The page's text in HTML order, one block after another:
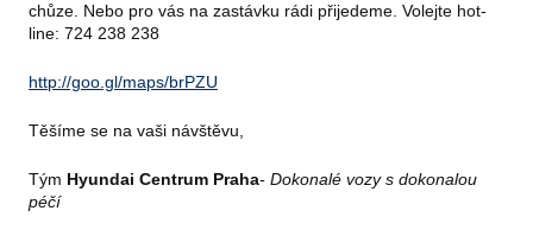
chůze. Nebo pro vás na zastávku rádi přijedeme. Volejte hot-
line: 724 238 238
http://goo.gl/maps/brPZU
Těšíme se na vaši návštěvu,
Tým Hyundai Centrum Praha- Dokonalé vozy s dokonalou
péčí